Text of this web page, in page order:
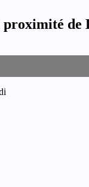
de